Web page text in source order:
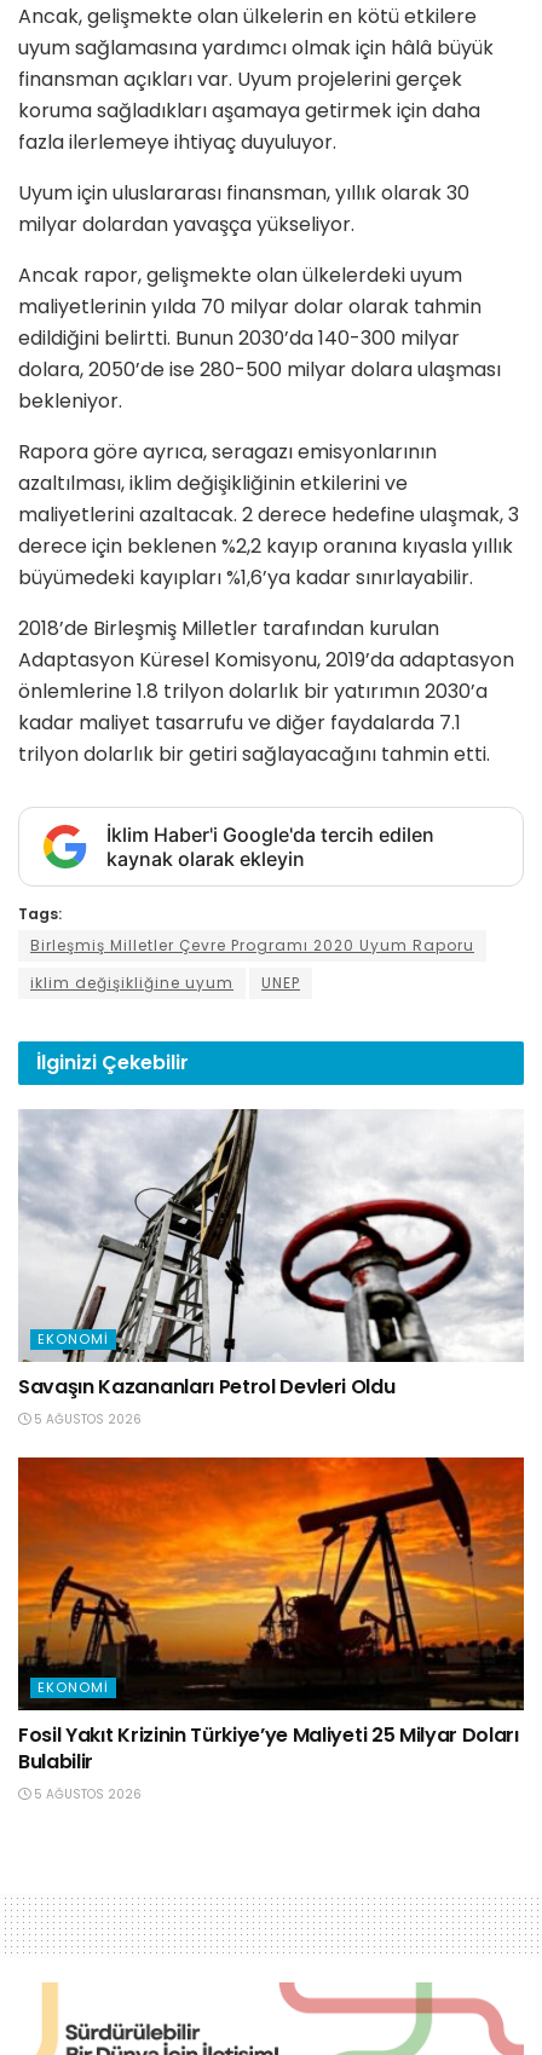
Ancak, gelişmekte olan ülkelerin en kötü etkilere
uyum sağlamasına yardımcı olmak için hâlâ büyük
finansman açıkları var. Uyum projelerini gerçek
koruma sağladıkları aşamaya getirmek için daha
fazla ilerlemeye ihtiyaç duyuluyor.
Uyum için uluslararası finansman, yıllık olarak 30
milyar dolardan yavaşça yükseliyor.
Ancak rapor, gelişmekte olan ülkelerdeki uyum
maliyetlerinin yılda 70 milyar dolar olarak tahmin
edildiğini belirtti. Bunun 2030’da 140-300 milyar
dolara, 2050’de ise 280-500 milyar dolara ulaşması
bekleniyor.
Rapora göre ayrıca, seragazı emisyonlarının
azaltılması, iklim değişikliğinin etkilerini ve
maliyetlerini azaltacak. 2 derece hedefine ulaşmak, 3
derece için beklenen %2,2 kayıp oranına kıyasla yıllık
büyümedeki kayıpları %1,6’ya kadar sınırlayabilir.
2018’de Birleşmiş Milletler tarafından kurulan
Adaptasyon Küresel Komisyonu, 2019’da adaptasyon
önlemlerine 1.8 trilyon dolarlık bir yatırımın 2030’a
kadar maliyet tasarrufu ve diğer faydalarda 7.1
trilyon dolarlık bir getiri sağlayacağını tahmin etti.
İklim Haber'i Google'da tercih edilen
kaynak olarak ekleyin
Tags:
Birleşmiş Milletler Çevre Programı 2020 Uyum Raporu
iklim değişikliğine uyum
UNEP
İlginizi Çekebilir
EKONOMI
Savaşın Kazananları Petrol Devleri Oldu
5 AĞUSTOS 2026
EKONOMI
Fosil Yakıt Krizinin Türkiye’ye Maliyeti 25 Milyar Doları
Bulabilir
5 AĞUSTOS 2026